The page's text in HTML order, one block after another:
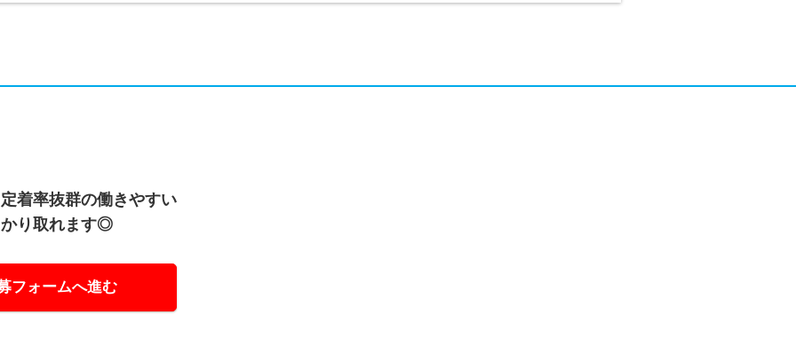
着率抜群の働きやすい
かり取れます◎
フォームへ進む